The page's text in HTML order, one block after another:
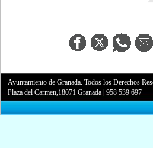
Ayuntamiento de Granada. Todos los Derechos
Plaza del Carmen,18071 Granada |958 539 697